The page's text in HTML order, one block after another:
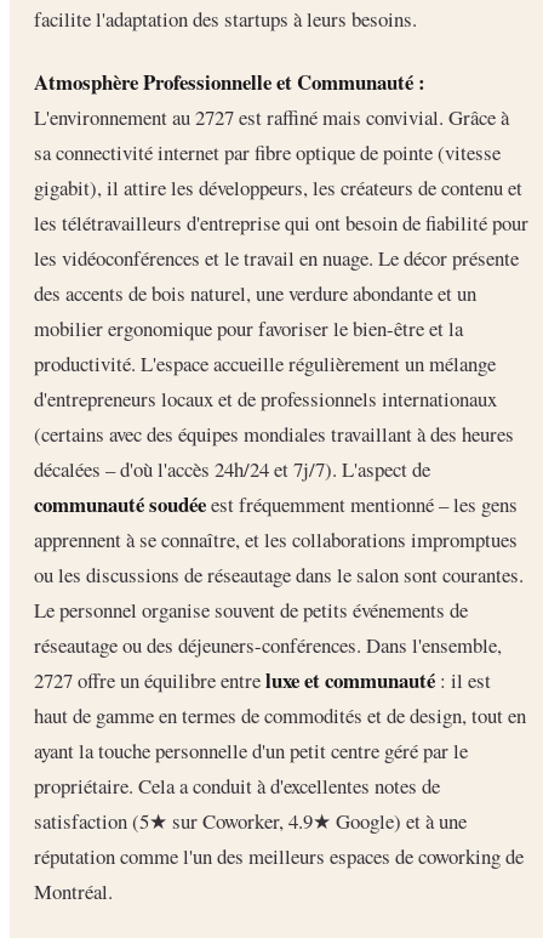
facilite l'adaptation des startups à leurs besoins.
Atmosphère Professionnelle et Communauté :
L'environnement au 2727 est raffiné mais convivial. Grâce à
sa connectivité internet par fibre optique de pointe (vitesse
gigabit), il attire les développeurs, les créateurs de contenu et
les télétravailleurs d'entreprise qui ont besoin de fiabilité pour
les vidéoconférences et le travail en nuage. Le décor présente
des accents de bois naturel, une verdure abondante et un
mobilier ergonomique pour favoriser le bien-être et la
productivité. L'espace accueille régulièrement un mélange
d'entrepreneurs locaux et de professionnels internationaux
(certains avec des équipes mondiales travaillant à des heures
décalées – d'où l'accès 24h/24 et 7j/7). L'aspect de
communauté soudéeest fréquemment mentionné – les gens
apprennent à se connaître, et les collaborations impromptues
ou les discussions de réseautage dans le salon sont courantes.
Le personnel organise souvent de petits événements de
réseautage ou des déjeuners-conférences. Dans l'ensemble,
2727 offre un équilibre entreluxe et communauté : il est
haut de gamme en termes de commodités et de design, tout en
ayant la touche personnelle d'un petit centre géré par le
propriétaire. Cela a conduit à d'excellentes notes de
satisfaction (5★ sur Coworker, 4.9★ Google) et à une
réputation comme l'un des meilleurs espaces de coworking de
Montréal.